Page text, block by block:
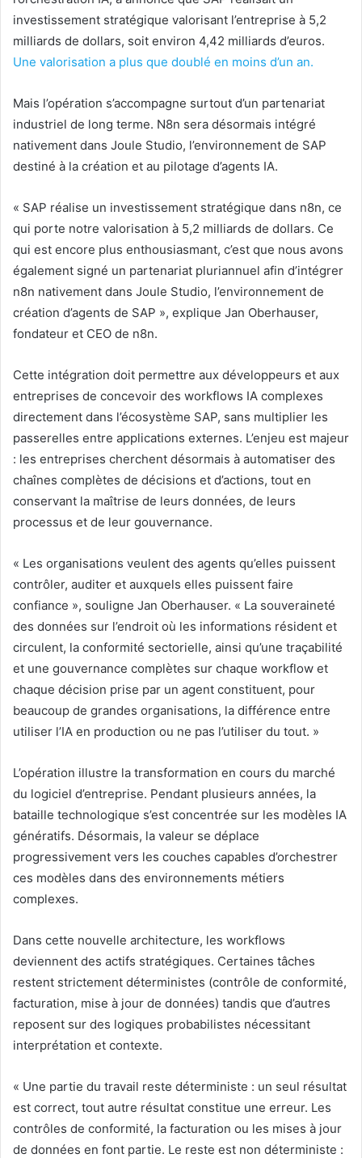
investissement stratégique valorisant l’entreprise à 5,2
milliards de dollars, soit environ 4,42 milliards d’euros.
Une valorisation a plus que doublé en moins d’un an.
Mais l’opération s’accompagne surtout d’un partenariat
industriel de long terme. N8n sera désormais intégré
nativement dans Joule Studio, l’environnement de SAP
destiné à la création et au pilotage d’agents IA.
« SAP réalise un investissement stratégique dans n8n, ce
qui porte notre valorisation à 5,2 milliards de dollars. Ce
qui est encore plus enthousiasmant, c’est que nous avons
également signé un partenariat pluriannuel afin d’intégrer
n8n nativement dans Joule Studio, l’environnement de
création d’agents de SAP », explique Jan Oberhauser,
fondateur et CEO de n8n.
Cette intégration doit permettre aux développeurs et aux
entreprises de concevoir des workflows IA complexes
directement dans l’écosystème SAP, sans multiplier les
passerelles entre applications externes. L’enjeu est majeur
: les entreprises cherchent désormais à automatiser des
chaînes complètes de décisions et d’actions, tout en
conservant la maîtrise de leurs données, de leurs
processus et de leur gouvernance.
« Les organisations veulent des agents qu’elles puissent
contrôler, auditer et auxquels elles puissent faire
confiance », souligne Jan Oberhauser. « La souveraineté
des données sur l’endroit où les informations résident et
circulent, la conformité sectorielle, ainsi qu’une traçabilité
et une gouvernance complètes sur chaque workflow et
chaque décision prise par un agent constituent, pour
beaucoup de grandes organisations, la différence entre
utiliser l’IA en production ou ne pas l’utiliser du tout. »
L’opération illustre la transformation en cours du marché
du logiciel d’entreprise. Pendant plusieurs années, la
bataille technologique s’est concentrée sur les modèles IA
génératifs. Désormais, la valeur se déplace
progressivement vers les couches capables d’orchestrer
ces modèles dans des environnements métiers
complexes.
Dans cette nouvelle architecture, les workflows
deviennent des actifs stratégiques. Certaines tâches
restent strictement déterministes (contrôle de conformité,
facturation, mise à jour de données) tandis que d’autres
reposent sur des logiques probabilistes nécessitant
interprétation et contexte.
« Une partie du travail reste déterministe : un seul résultat
est correct, tout autre résultat constitue une erreur. Les
contrôles de conformité, la facturation ou les mises à jour
de données en font partie. Le reste est non déterministe :